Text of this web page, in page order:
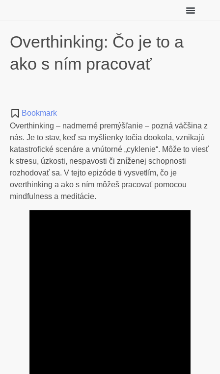
Overthinking: Čo je to a
ako s ním pracovať
Bookmark
Overthinking – nadmerné premýšľanie – pozná väčšina z
nás. Je to stav, keď sa myšlienky točia dookola, vznikajú
katastrofické scenáre a vnútorné „cyklenie“. Môže to viesť
k stresu, úzkosti, nespavosti či zníženej schopnosti
rozhodovať sa. V tejto epizóde ti vysvetlím, čo je
overthinking a ako s ním môžeš pracovať pomocou
mindfulness a meditácie.